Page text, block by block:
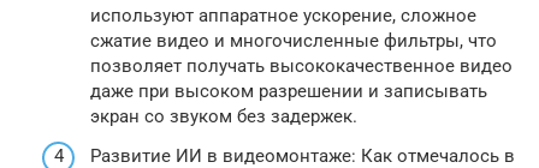
используют аппаратное ускорение, сложное
сжатие видео и многочисленные фильтры, что
позволяет получать высококачественное видео
даже при высоком разрешении и записывать
экран со звуком без задержек.
Развитие ИИ в видеомонтаже: Как отмечалось в